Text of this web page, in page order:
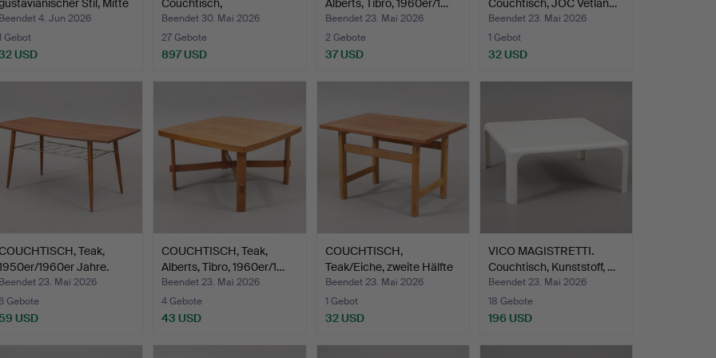
de…
Beendet 4. Jun 2026
Gebot
USD
Palisander/St…
Beendet 30. Mai 2026
27 Gebote
897 USD
Beendet 23. Mai 2026
2 Gebote
37 USD
Beendet 23. Mai 2026
1 Gebot
32 USD
Teak,
1960er Jahre.
Beendet 23. Mai 2026
Gebote
59 USD
COUCHTISCH, Teak,
Alberts, Tibro, 1960er/1…
Beendet 23. Mai 2026
4 Gebote
43 USD
COUCHTISCH,
Teak/Eiche, zweite Hälfte
des …
Beendet 23. Mai 2026
1 Gebot
32 USD
VICO MAGISTRETTI.
Couchtisch, Kunststoff, …
Beendet 23. Mai 2026
18 Gebote
196 USD